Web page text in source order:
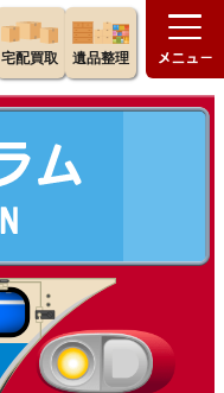
宅配買取 遺品整理